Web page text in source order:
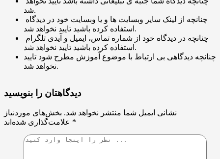
شد.
استفاده کرده باشید تایید نخواهد شد.
استفاده کرده باشید تایید نخواهد شد.
چنانچه دیدگاهی بی ارتباط با موضوع آموزش مطرح شود تایید
نخواهد شد.
دیدگاهتان را بنویسید
نشانی ایمیل شما منتشر نخواهد شد. بخش‌های موردنیاز
*